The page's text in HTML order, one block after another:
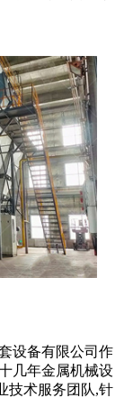
设备有限公司作
几年金属机械设
技术服务团队,针